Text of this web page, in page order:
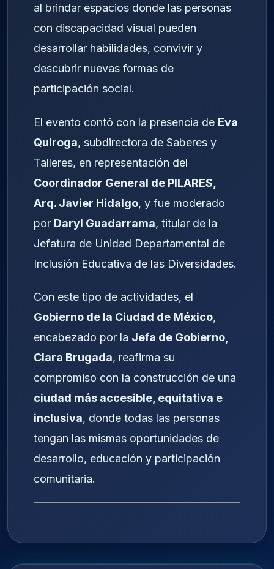
al brindar espacios donde las personas
con discapacidad visual pueden
desarrollar habilidades, convivir y
descubrir nuevas formas de
participación social.
El evento contó con la presencia de Eva
Quiroga, subdirectora de Saberes y
Talleres, en representación del
Coordinador General de PILARES,
Arq. Javier Hidalgo, y fue moderado
por Daryl Guadarrama, titular de la
Jefatura de Unidad Departamental de
Inclusión Educativa de las Diversidades.
Con este tipo de actividades, el
Gobierno de la Ciudad de México,
encabezado por la Jefa de Gobierno,
Clara Brugada, reafirma su
compromiso con la construcción de una
ciudad más accesible, equitativa e
inclusiva, donde todas las personas
tengan las mismas oportunidades de
desarrollo, educación y participación
comunitaria.